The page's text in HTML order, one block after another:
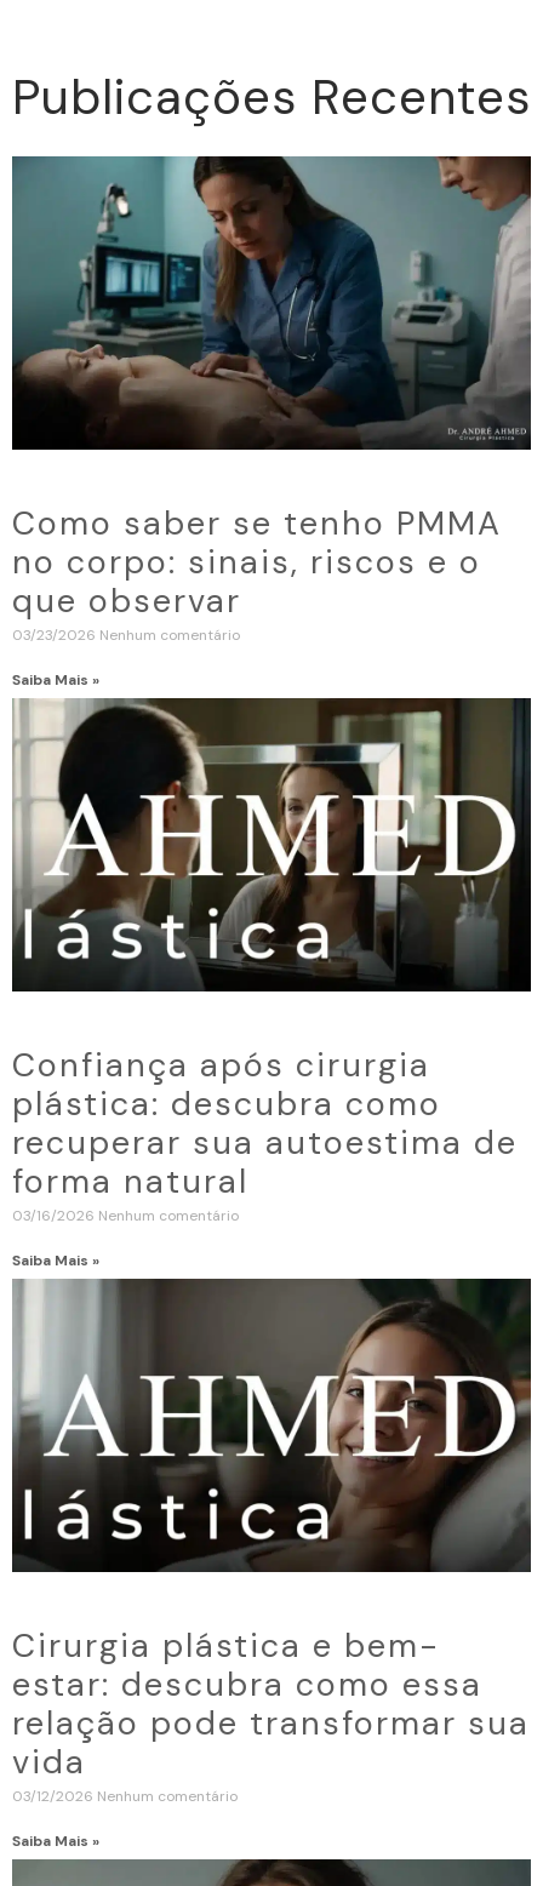
Publicações Recentes
Como saber se tenho PMMA
no corpo: sinais, riscos e o
que observar
03/23/2026 Nenhum comentário
Saiba Mais »
Confiança após cirurgia
plástica: descubra como
recuperar sua autoestima de
forma natural
03/16/2026 Nenhum comentário
Saiba Mais »
Cirurgia plástica e bem-
estar: descubra como essa
relação pode transformar sua
vida
03/12/2026 Nenhum comentário
Saiba Mais »